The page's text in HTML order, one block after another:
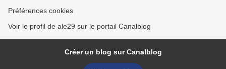
Préférences cookies
Voir le profil de ale29 sur le portail Canalblog
Créer un blog sur Canalblog